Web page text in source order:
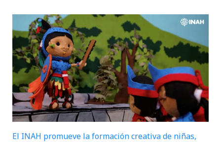
El INAH promueve la formación creativa de niñas,